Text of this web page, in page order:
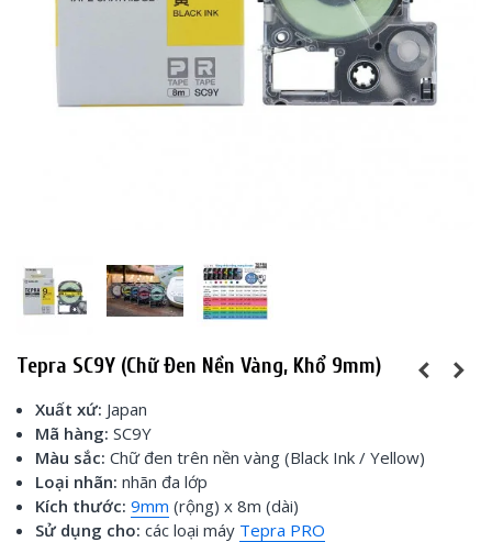
Tepra SC9Y (Chữ Đen Nền Vàng, Khổ 9mm)
Xuất xứ: Japan
Mã hàng: SC9Y
Màu sắc: Chữ đen trên nền vàng (Black Ink / Yellow)
Loại nhãn: nhãn đa lớp
Kích thước: 9mm (rộng) x 8m (dài)
Sử dụng cho: các loại máy Tepra PRO